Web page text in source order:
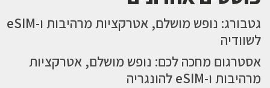
גטבורג: נופש מושלם, אטרקציות מרהיבות ו-eSIM
לשוודיה
אסטרגום מחכה לכם: נופש מושלם, אטרקציות
מרהיבות ו-eSIM להונגריה